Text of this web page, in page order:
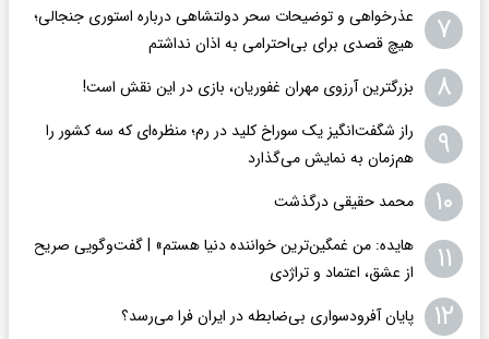
۷
عذرخواهی و توضیحات سحر دولتشاهی درباره استوری جنجالی؛
هیچ قصدی برای بی‌احترامی به اذان نداشتم
۸ بزرگترین آرزوی مهران غفوریان، بازی در این نقش است!
۹
راز شگفت‌انگیز یک سوراخ کلید در رم؛ منظره‌ای که سه کشور را
هم‌زمان به نمایش می‌گذارد
۱۰ محمد حقیقی درگذشت
۱۱
هایده: من غمگین‌ترین خواننده دنیا هستم» | گفت‌وگویی صریح
از عشق، اعتماد و تراژدی
۱۲ پایان آفرودسواری بی‌ضابطه در ایران فرا می‌رسد؟